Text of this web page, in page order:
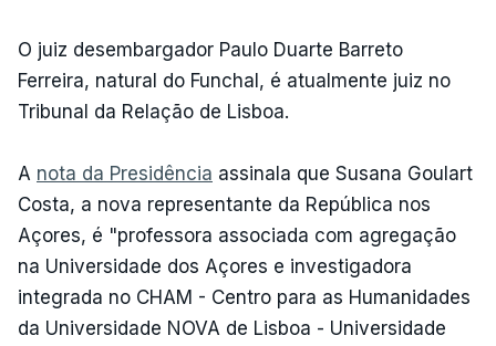
O juiz desembargador Paulo Duarte Barreto
Ferreira, natural do Funchal, é atualmente juiz no
Tribunal da Relação de Lisboa.
A nota da Presidência assinala que Susana Goulart
Costa, a nova representante da República nos
Açores, é "professora associada com agregação
na Universidade dos Açores e investigadora
integrada no CHAM - Centro para as Humanidades
da Universidade NOVA de Lisboa - Universidade